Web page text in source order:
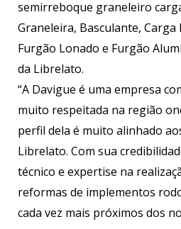
semirreboque graneleiro
Graneleira, Basculante, Carga
Furgão Lonado e Furgão
da Librelato.
“A Davigue é uma empresa
muito respeitada na região
perfil dela é muito alinhado
Librelato. Com sua
técnico e expertise na
reformas de implementos
cada vez mais próximos dos